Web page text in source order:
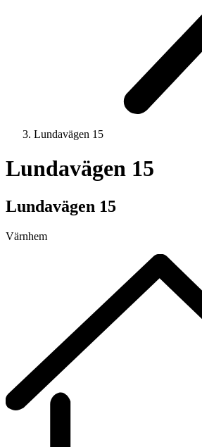
Lundavägen 15
Lundavägen 15
Lundavägen 15
Värnhem